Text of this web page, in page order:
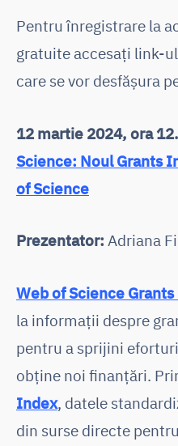
Pentru înregistrare la
gratuite accesaţi link-
care se vor desfășura
12 martie 2024, ora
Science: Noul Grants
of Science
Prezentator: Adriana
Web of Science
la informații despre
pentru a sprijini
obține noi finanțări.
Index, datele
din surse directe